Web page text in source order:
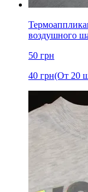
воздушного
50 грн
40 грн(От 20